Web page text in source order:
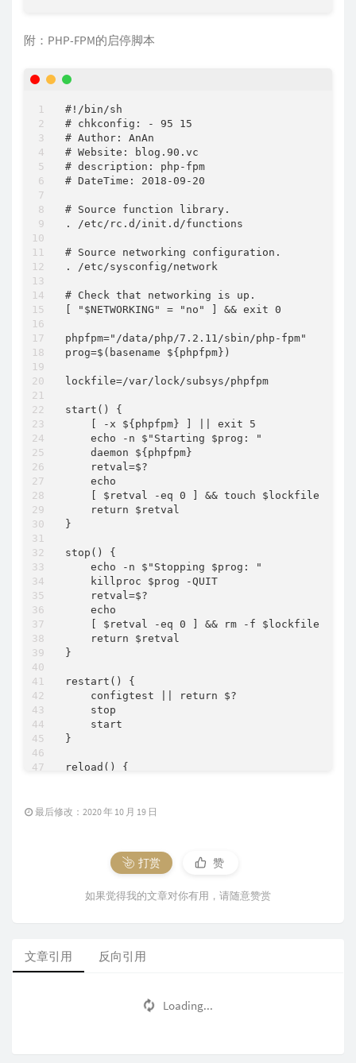
附：PHP-FPM的启停脚本
#!/bin/sh
# chkconfig: - 95 15
# Author: AnAn
# Website: blog.90.vc
# description: php-fpm
# DateTime: 2018-09-20
# Source function library.
. /etc/rc.d/init.d/functions
# Source networking configuration.
. /etc/sysconfig/network
# Check that networking is up.
[ "$NETWORKING" = "no" ] && exit 0
phpfpm="/data/php/7.2.11/sbin/php-fpm"
prog=$(basename ${phpfpm})
lockfile=/var/lock/subsys/phpfpm
start() {
    [ -x ${phpfpm} ] || exit 5
    echo -n $"Starting $prog: "
    daemon ${phpfpm}
    retval=$?
    echo
    [ $retval -eq 0 ] && touch $lockfile
    return $retval
}
stop() {
    echo -n $"Stopping $prog: "
    killproc $prog -QUIT
    retval=$?
    echo
    [ $retval -eq 0 ] && rm -f $lockfile
    return $retval
}
restart() {
    configtest || return $?
    stop
    start
}
reload() {
    killproc ${phpfpm} -HUP
    restart
  ${phpfpm} -t
    status $prog
rh_status_q() {
最后修改：2020 年 10 月 19 日
打赏 赞
如果觉得我的文章对你有用，请随意赞赏
文章引用 反向引用
Loading...